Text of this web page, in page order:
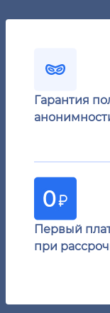
Гарантия
Первый
при